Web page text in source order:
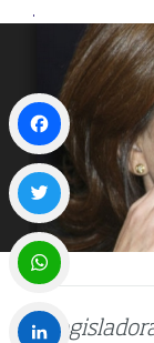
La
Facebook
Twitter
WhatsApp